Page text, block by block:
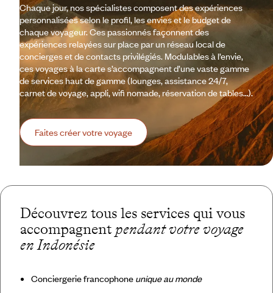
Chaque jour, nos spécialistes composent des expériences
personnalisées selon le profil, les envies et le budget de
chaque voyageur. Ces passionnés façonnent des
expériences relayées sur place par un réseau local de
concierges et de contacts privilégiés. Modulables à l’envie,
ces voyages à la carte s’accompagnent d’une vaste gamme
de services haut de gamme (lounges, assistance 24/7,
carnet de voyage, appli, wifi nomade, réservation de tables…).
Faites créer votre voyage
Découvrez tous les services qui vous
accompagnent pendant votre voyage
en Indonésie
Conciergerie francophone unique au monde